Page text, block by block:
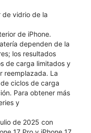
de vidrio de la
de iPhone.
dependen de la
los resultados
de carga limitados y
reemplazada. La
ciclos de carga
Para obtener más
y
de 2025 con